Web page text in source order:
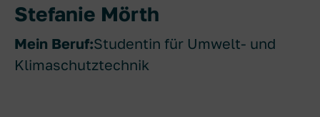
Stefanie Mörth
Mein Beruf:Studentin für Umwelt- und
Klimaschutztechnik